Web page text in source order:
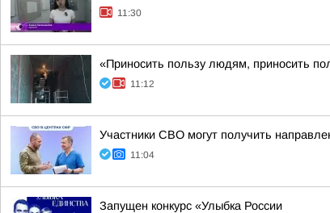
11:30
«Приносить пользу людям, приносить
11:12
Участники СВО могут получить
11:04
Запущен конкурс «Улыбка России